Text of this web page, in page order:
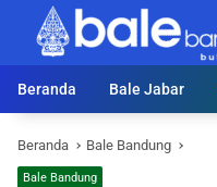
Langsung
konten
Beranda
Bale Jabar
Beranda Bale Bandung
Bale Bandung